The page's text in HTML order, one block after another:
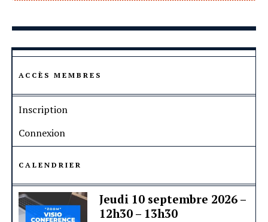
ACCÈS MEMBRES
Inscription
Connexion
CALENDRIER
Jeudi 10 septembre 2026 –
12h30 – 13h30